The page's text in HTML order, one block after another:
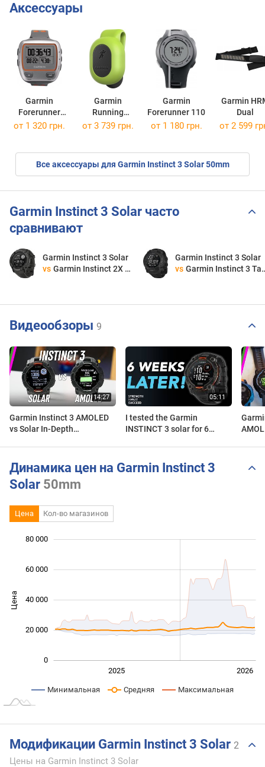
Аксессуары
Garmin
Forerunner
310XT
Garmin
Running
Dynamics Pod
Garmin
Forerunner 110
Garmin
Dual
от 1 320 грн. от 3 739 грн. от 1 180 грн. от 2 599
Все аксессуары для Garmin Instinct 3 Solar 50mm
Garmin Instinct 3 Solar часто
сравнивают
Garmin Instinct 3 Solar
vs Garmin Instinct 2X Solar
Garmin Instinct 3 Solar
vs Garmin Instinct 3 Tactical Solar
Видеообзоры 9
Garmin Instinct 3 AMOLED
vs Solar In-Depth
Wisely)
I tested the Garmin
INSTINCT 3 solar for 6
Динамика цен на Garmin Instinct 3
Solar 50mm
Цена Кол-во магазинов
Цена 10 000
0
20 000
40 000
60 000
80 000
2025 2026
Минимальная Средняя Максимальная
Модификации Garmin Instinct 3 Solar 2
Цены на Garmin Instinct 3 Solar